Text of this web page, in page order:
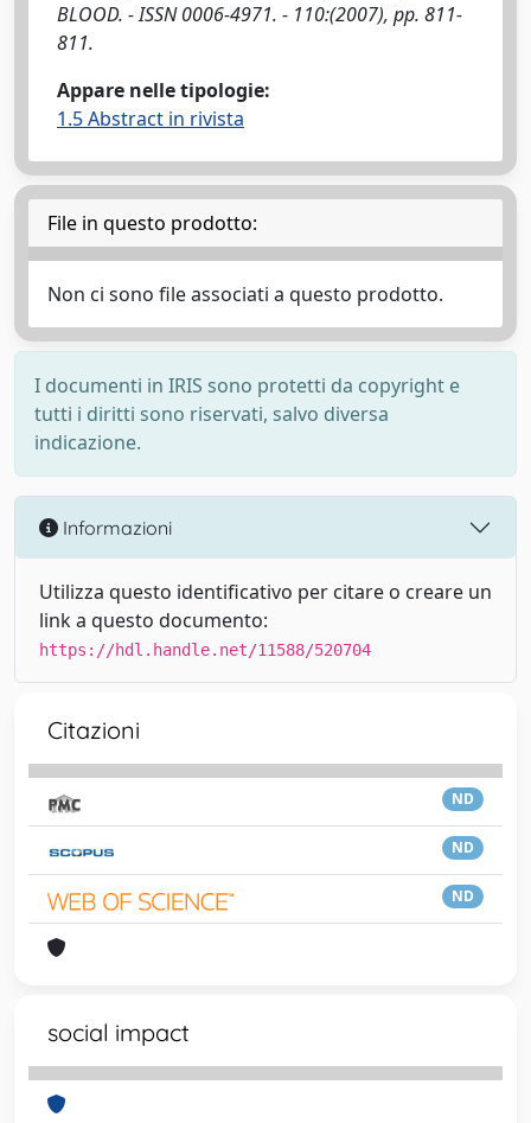
BLOOD. - ISSN 0006-4971. - 110:(2007), pp. 811-
811.
Appare nelle tipologie:
1.5 Abstract in rivista
File in questo prodotto:
Non ci sono file associati a questo prodotto.
I documenti in IRIS sono protetti da copyright e
tutti i diritti sono riservati, salvo diversa
indicazione.
Informazioni
Utilizza questo identificativo per citare o creare un
link a questo documento:
https://hdl.handle.net/11588/520704
Citazioni
ND
ND
ND
social impact